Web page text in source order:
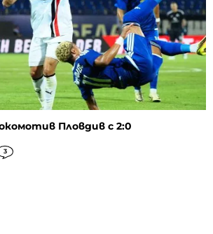
Пловдив с 2:0
3